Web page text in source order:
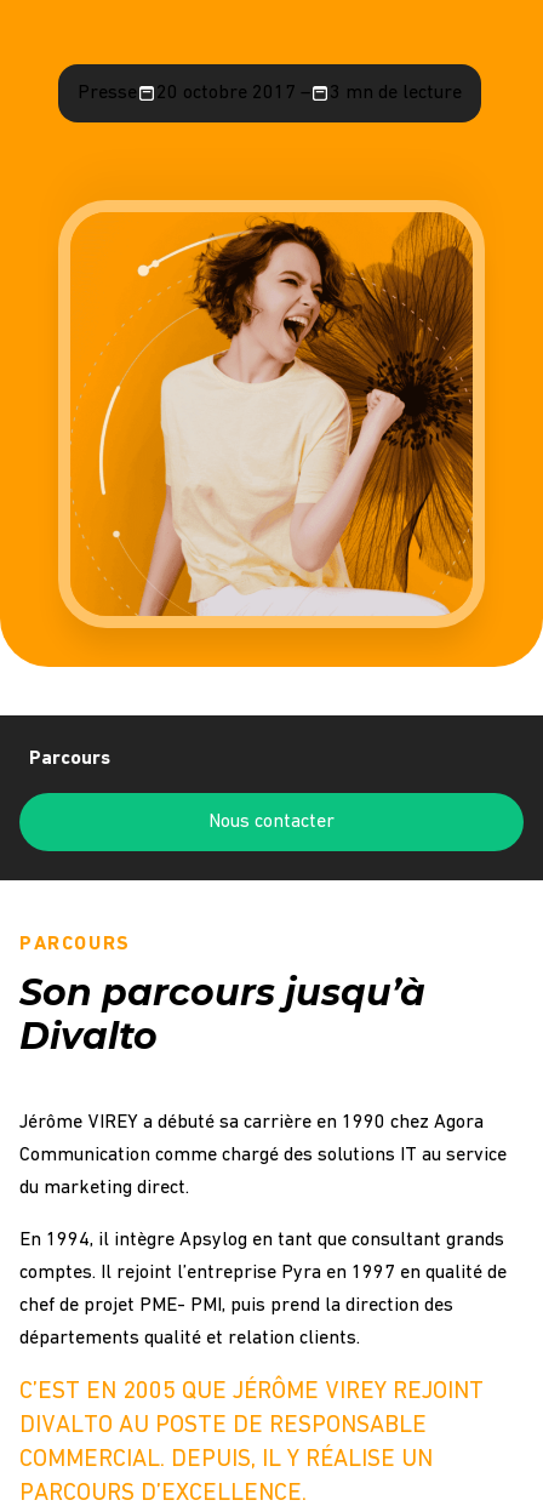
Presse 20 octobre 2017 – 3 mn de lecture
Parcours
Nous contacter
PARCOURS
Son parcours jusqu’à
Divalto
Jérôme VIREY a débuté sa carrière en 1990 chez Agora
Communication comme chargé des solutions IT au service
du marketing direct.
En 1994, il intègre Apsylog en tant que consultant grands
comptes. Il rejoint l’entreprise Pyra en 1997 en qualité de
chef de projet PME- PMI, puis prend la direction des
départements qualité et relation clients.
C’EST EN 2005 QUE JÉRÔME VIREY REJOINT
DIVALTO AU POSTE DE RESPONSABLE
COMMERCIAL. DEPUIS, IL Y RÉALISE UN
PARCOURS D’EXCELLENCE.